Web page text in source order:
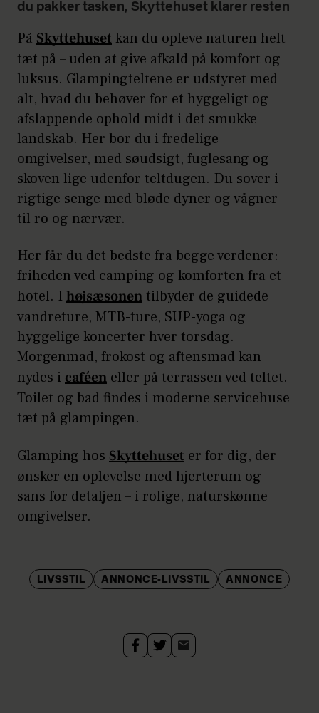
du pakker tasken, Skyttehuset klarer resten
På Skyttehuset kan du opleve naturen helt
tæt på – uden at give afkald på komfort og
luksus. Glampingteltene er udstyret med
alt, hvad du behøver for et hyggeligt og
afslappende ophold midt i det smukke
landskab. Her bor du i fredelige
omgivelser, med søudsigt, fuglesang og
skoven lige udenfor teltdugen. Du sover i
rigtige senge med bløde dyner og vågner
til ro og nærvær.
Her får du det bedste fra begge verdener:
friheden ved camping og komforten fra et
hotel. I højsæsonen tilbyder de guidede
vandreture, MTB-ture, SUP-yoga og
hyggelige koncerter hver torsdag.
Morgenmad, frokost og aftensmad kan
nydes i caféen eller på terrassen ved teltet.
Toilet og bad findes i moderne servicehuse
tæt på glampingen.
Glamping hos Skyttehuset er for dig, der
ønsker en oplevelse med hjerterum og
sans for detaljen – i rolige, naturskønne
omgivelser.
LIVSSTIL ANNONCE-LIVSSTIL ANNONCE